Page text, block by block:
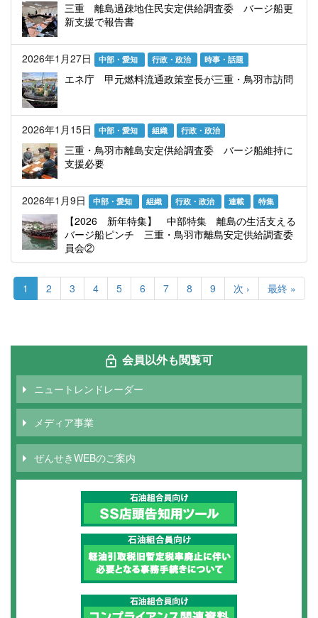
三重 離島過疎地住民安定供給調査委 バージ船更
新支援で報告書
2026年1月27日 中部・愛知 行政・政治 時事・話題
エネ庁 甲元燃料流通政策室長が三重・鳥羽市訪問
2026年1月15日 中部・愛知 組織 行政・政治
三重・鳥羽市離島安定供給調査委 バージ船維持に
支援必要
2026年1月9日 中部・愛知 組織 行政・政治 連載 特集
【2026 新年特集】 中部特集 離島の生活支える
バージ船ピンチ 三重・鳥羽市離島安定供給調査委
員会②
ペ
ジ
カ
レ
ペ
1 Page
2 Page
3 Page
4 Page
5 Page
6 Page
7 Page
8 Page
9
次
ペ
次 ›
最
終
ジ
最終 »
会員以外も閲覧可
ニュートレンドレーダー
メディア事業
ぜんせきWEBのご案内